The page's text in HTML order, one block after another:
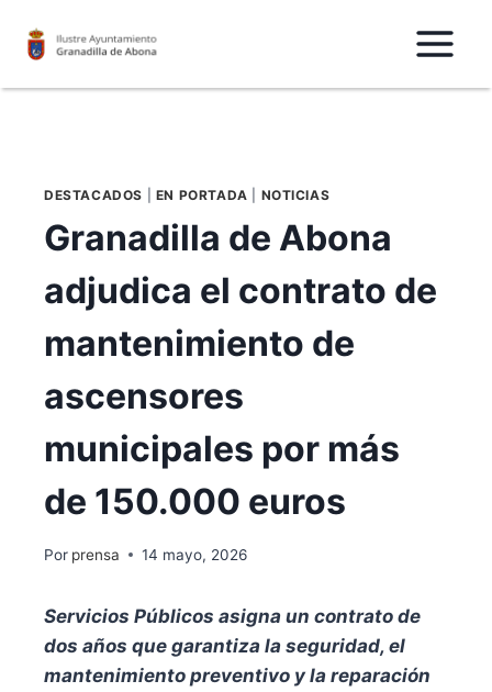
DESTACADOS EN PORTADA NOTICIAS
Granadilla de Abona
adjudica el contrato de
mantenimiento de
ascensores
municipales por más
de 150.000 euros
Por prensa 14 mayo, 2026
Servicios Públicos asigna un contrato de
dos años que garantiza la seguridad, el
mantenimiento preventivo y la reparación